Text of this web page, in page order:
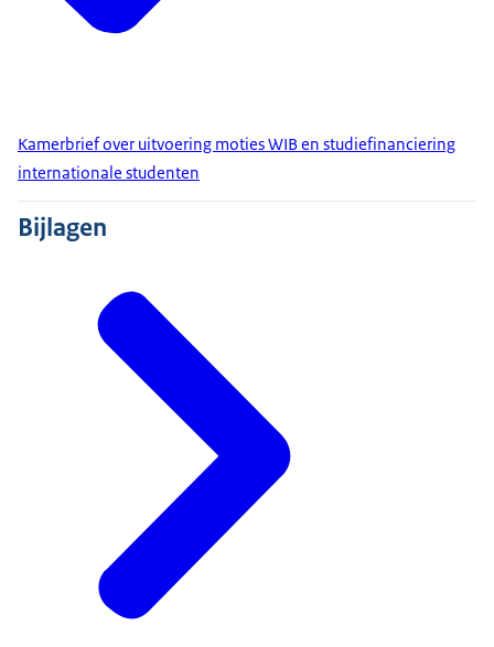
Kamerbrief over uitvoering moties WIB en studiefinanciering
internationale studenten
Bijlagen